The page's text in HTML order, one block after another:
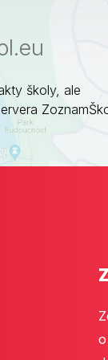
školy, ale